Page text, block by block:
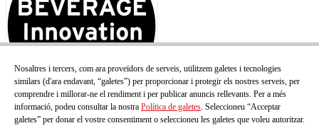
Nosaltres i tercers, com ara proveïdors de serveis, utilitzem galetes i tecnologies
similars (d'ara endavant, “galetes”) per proporcionar i protegir els nostres serveis, per
comprendre i millorar-ne el rendiment i per publicar anuncis rellevants. Per a més
informació, podeu consultar la nostra Política de galetes. Seleccioneu “Acceptar
galetes” per donar el vostre consentiment o seleccioneu les galetes que voleu autoritzar.